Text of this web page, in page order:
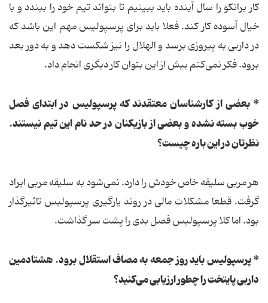
کار برانکو را سال آینده باید ببینیم تا بتواند تیم خود را ببندد و با
خیال آسوده کار کند. فعلا باید برای پرسپولیس مهم این باشد که
در داربی به پیروزی برسد و الهلال را نیز شکست دهد و به دور بعد
برود. فکر نمی‌کنم بیش از این بتوان کار دیگری انجام داد.
* بعضی از کارشناسان معتقدند که پرسپولیس در ابتدای فصل
خوب بسته نشده و بعضی از بازیکنان در حد نام این تیم نیستند.
نظرتان در این باره چیست؟
هر مربی سلیقه خاص خودش را دارد. نمی‌شود به سلیقه مربی ایراد
گرفت. قطعا مشکلات مالی در روند یارگیری پرسپولیس تاثیرگذار
بود. اما کلا پرسپولیس فصل بدی را پشت سر گذاشت.
* پرسپولیس باید روز جمعه به مصاف استقلال برود. هشتادمین
داربی پایتخت را چطور ارزیابی می‌کنید؟